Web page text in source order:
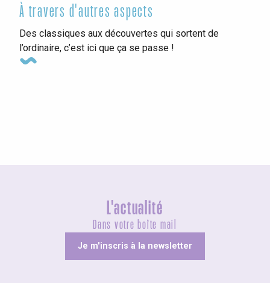
À travers d'autres aspects
Des classiques aux découvertes qui sortent de
l’ordinaire, c’est ici que ça se passe !
L'actualité
Dans votre boîte mail
Je m'inscris à la newsletter